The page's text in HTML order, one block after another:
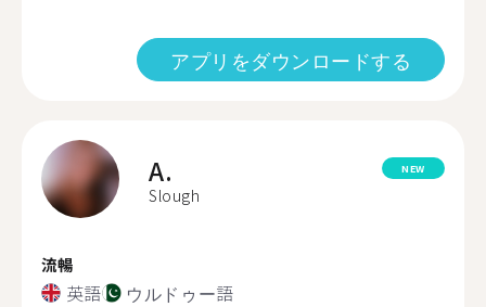
アプリをダウンロードする
A.
Slough
NEW
流暢
英語 ウルドゥー語